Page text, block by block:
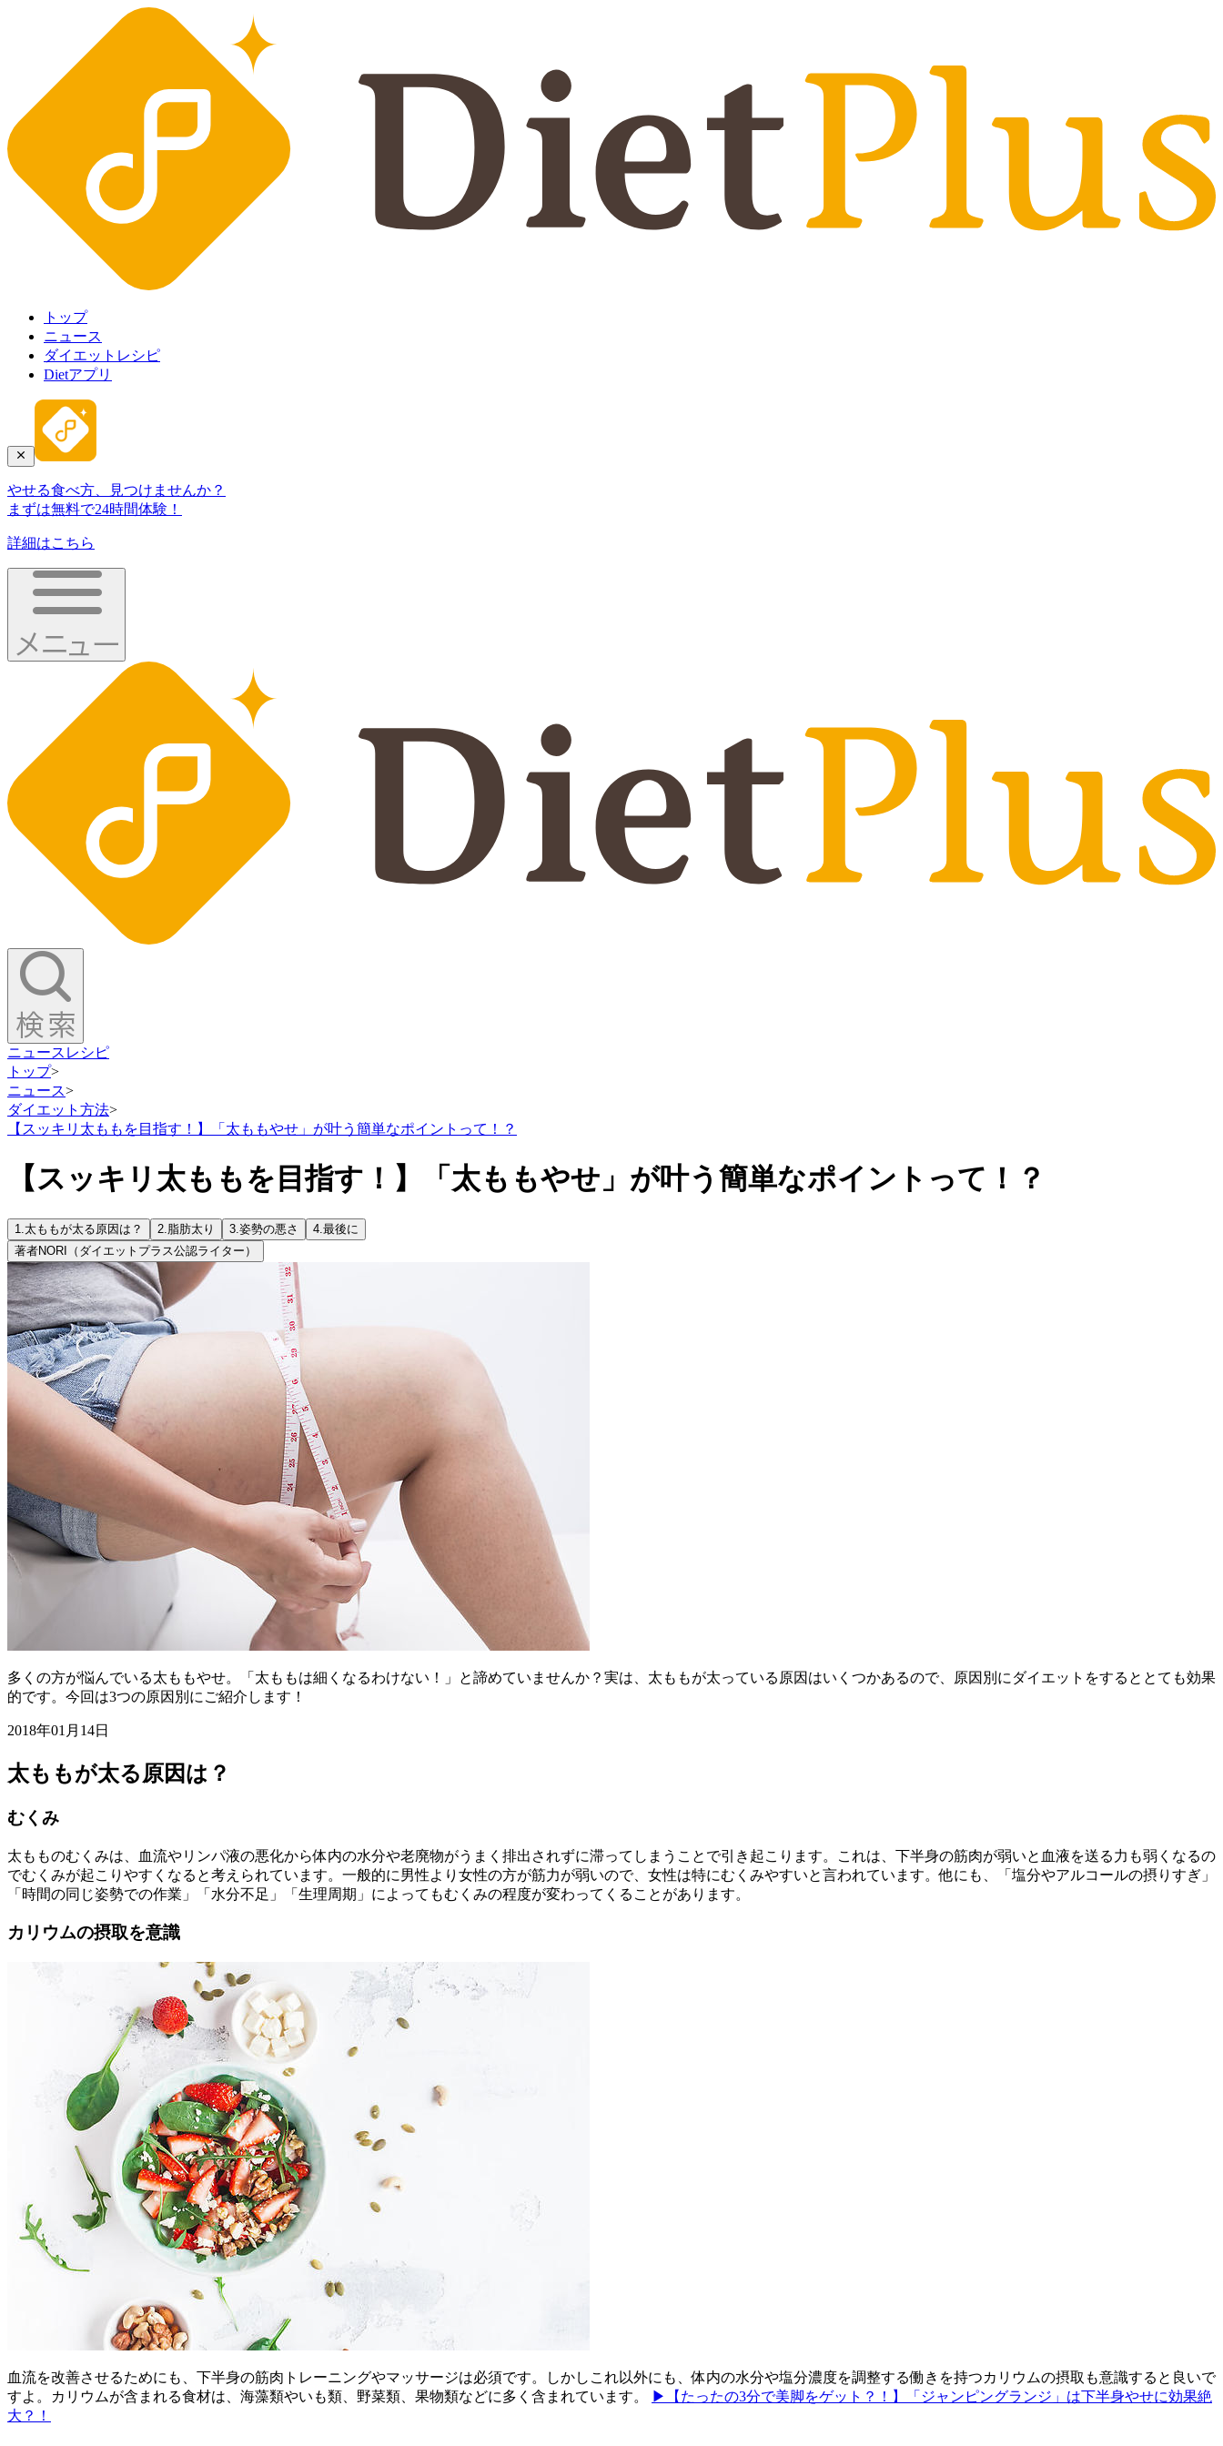
トップ
ニュース
ダイエットレシピ
Dietアプリ
やせる食べ方、見つけませんか？
まずは無料で24時間体験！
詳細はこちら
ニュース レシピ
トップ>
ニュース>
ダイエット方法>
【スッキリ太ももを目指す！】「太ももやせ」が叶う簡単なポイントって！？
【スッキリ太ももを目指す！】「太ももやせ」が叶う簡単なポイントって！？
1.太ももが太る原因は？ 2.脂肪太り 3.姿勢の悪さ 4.最後に
著者NORI（ダイエットプラス公認ライター）
多くの方が悩んでいる太ももやせ。「太ももは細くなるわけない！」と諦めていませんか？実は、太ももが太っている原因はいくつかあるので、原因別にダイエットをするととても効果
的です。今回は3つの原因別にご紹介します！
2018年01月14日
太ももが太る原因は？
むくみ
太もものむくみは、血流やリンパ液の悪化から体内の水分や老廃物がうまく排出されずに滞ってしまうことで引き起こります。これは、下半身の筋肉が弱いと血液を送る力も弱くなるの
でむくみが起こりやすくなると考えられています。一般的に男性より女性の方が筋力が弱いので、女性は特にむくみやすいと言われています。他にも、「塩分やアルコールの摂りすぎ」
「時間の同じ姿勢での作業」「水分不足」「生理周期」によってもむくみの程度が変わってくることがあります。
カリウムの摂取を意識
血流を改善させるためにも、下半身の筋肉トレーニングやマッサージは必須です。しかしこれ以外にも、体内の水分や塩分濃度を調整する働きを持つカリウムの摂取も意識すると良いで
すよ。カリウムが含まれる食材は、海藻類やいも類、野菜類、果物類などに多く含まれています。
▶【たったの3分で美脚をゲット？！】「ジャンピングランジ」は下半身やせに効果絶
大？！